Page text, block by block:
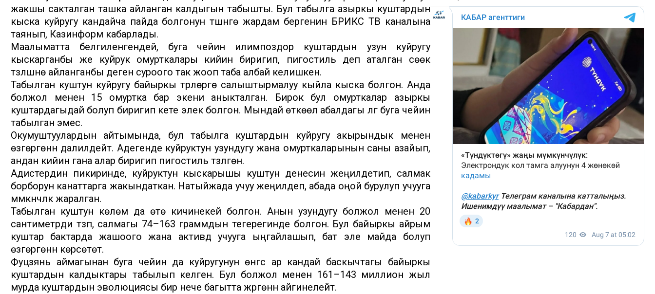
жакшы сакталган ташка айланган калдыгын табышты. Бул табылга азыркы куштардын
кыска куйругу кандайча пайда болгонун түшүнүүгө жардам бергенин БРИКС ТВ каналына
таянып, Казинформ кабарлады.
Маалыматта белгиленгендей, буга чейин илимпоздор куштардын узун куйругу
кыскарганбы же куйрук омурткалары кийин биригип, пигостиль деп аталган сөөк
түзүлүшүнө айланганбы деген суроого так жооп таба албай келишкен.
Табылган куштун куйругу байыркы түрлөргө салыштырмалуу кыйла кыска болгон. Анда
болжол менен 15 омуртка бар экени аныкталган. Бирок бул омурткалар азыркы
куштардагыдай болуп биригип кете элек болгон. Мындай өткөөл абалдагы үлгү буга чейин
табылган эмес.
Окумуштуулардын айтымында, бул табылга куштардын куйругу акырындык менен
өзгөргөнүн далилдейт. Адегенде куйруктун узундугу жана омурткаларынын саны азайып,
андан кийин гана алар биригип пигостиль түзүлгөн.
Адистердин пикиринде, куйруктун кыскарышы куштун денесин жеңилдетип, салмак
борборун канаттарга жакындаткан. Натыйжада учуу жеңилдеп, абада оңой бурулуп учууга
мүмкүнчүлүк жаралган.
Табылган куштун көлөмү да өтө кичинекей болгон. Анын узундугу болжол менен 20
сантиметрди түзүп, салмагы 74–163 граммдын тегерегинде болгон. Бул байыркы айрым
куштар бактарда жашоого жана активдүү учууга ыңгайлашып, бат эле майда болуп
өзгөргөнүн көрсөтөт.
Фуцзянь аймагынан буга чейин да куйругунун өнүгүүсү ар кандай баскычтагы байыркы
куштардын калдыктары табылып келген. Бул болжол менен 161–143 миллион жыл
мурда куштардын эволюциясы бир нече багытта жүргөнүн айгинелейт.